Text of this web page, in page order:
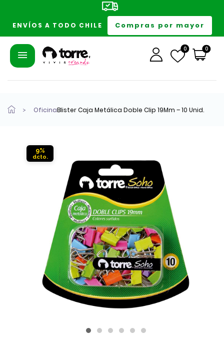
ENVÍOS A TODO CHILE Compras por mayor
0 0
OficinaBlister Caja Metálica Doble Clip 19Mm – 10 Unid.
9%